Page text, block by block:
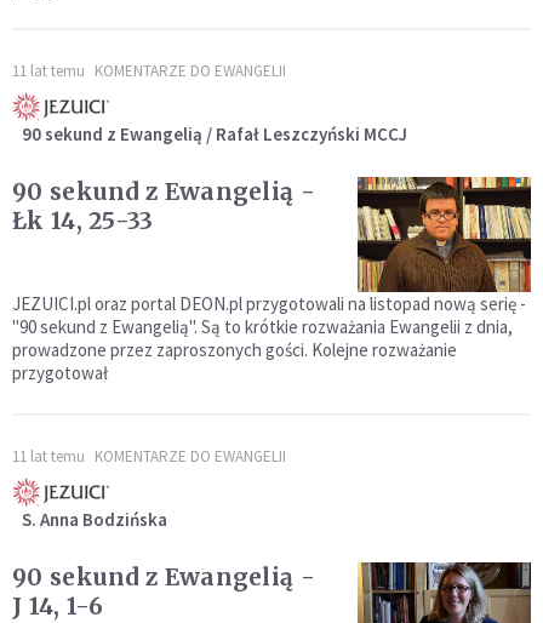
11 lat temu KOMENTARZE DO EWANGELII
90 sekund z Ewangelią / Rafał Leszczyński MCCJ
90 sekund z Ewangelią -
Łk 14, 25-33
JEZUICI.pl oraz portal DEON.pl przygotowali na listopad nową serię -
"90 sekund z Ewangelią". Są to krótkie rozważania Ewangelii z dnia,
prowadzone przez zaproszonych gości. Kolejne rozważanie
przygotował
11 lat temu KOMENTARZE DO EWANGELII
S. Anna Bodzińska
90 sekund z Ewangelią -
J 14, 1-6